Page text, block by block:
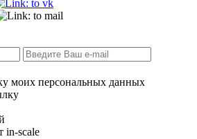
моих персональных данных
in-scale